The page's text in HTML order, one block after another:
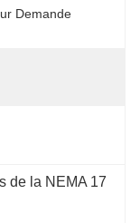
Demande
de la NEMA 17